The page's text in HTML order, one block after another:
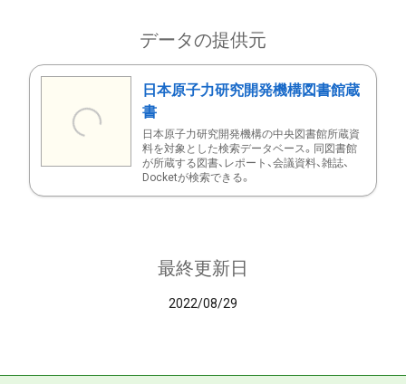
データの提供元
日本原子力研究開発機構図書館蔵
書
日本原子力研究開発機構の中央図書館所蔵資
料を対象とした検索データベース。同図書館
が所蔵する図書、レポート、会議資料、雑誌、
Docketが検索できる。
最終更新日
2022/08/29